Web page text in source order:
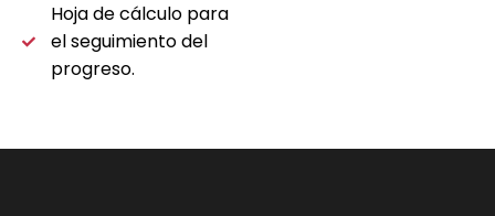
Hoja de cálculo para
el seguimiento del
progreso.